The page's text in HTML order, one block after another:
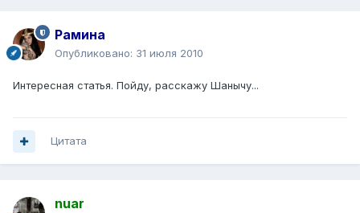
Рамина
Опубликовано: 31 июля 2010
Интересная статья. Пойду, расскажу Шанычу...
Цитата
nuar